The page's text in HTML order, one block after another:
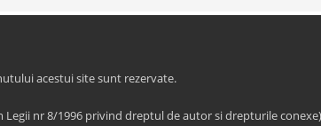
acestui site sunt rezervate.
nr 8/1996 privind dreptul de autor si drepturile